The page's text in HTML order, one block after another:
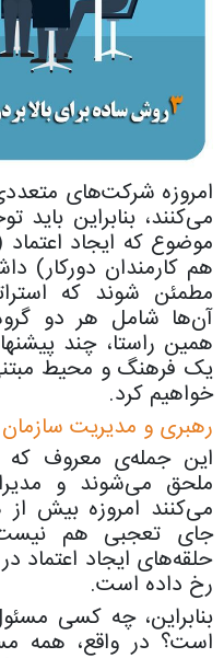
امروزه شرکت‌های
می‌کنند، بنابراین
موضوع که ایجاد
هم کارمندان دورکار)
مطمئن شوند که
آن‌ها شامل هر دو
همین راستا، چند
یک فرهنگ و محیط
خواهیم کرد.
رهبری و مدیریت سازمان
این جمله‌ی معروف که
ملحق می‌شوند و
می‌کنند امروزه بیش
جای تعجبی هم
حلقه‌های ایجاد اعتماد
رخ داده است.
بنابراین، چه کسی
است؟ در واقع، همه